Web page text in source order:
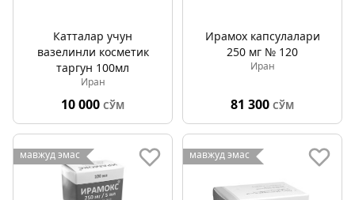
Катталар учун
вазелинли косметик
таргун 100мл
Иран
10 000 СЎМ
Ирамох капсулалари
250 мг № 120
Иран
81 300 СЎМ
мавжуд эмас мавжуд эмас